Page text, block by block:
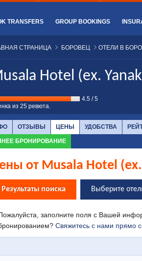
TRANSFERS GROUP BOOKINGS
СТРАНИЦА БОРОВЕЦ ОТЕЛИ В
Hotel (ex.
4.5 / 5
из 25 ревюта.
ОТЗЫВЫ ЦЕНЫ УДОБСТВА
БРОНИРОВАНИЕ
от Musala Hotel
Результаты поиска Выберите
заполните поля с Вашей
Свяжитесь с нами прямо